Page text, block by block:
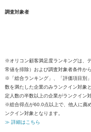
調査対象者
※オリコン顧客満足度ランキングは、
常値を排除）および調査対象者条件か
※「総合ランキング」、「評価項目別
数を満たした企業のみランクイン対象
定人数の半数以上の企業がランクイン
※総合得点が60.0点以上で、他人に薦
ンクイン対象となります。
≫ 詳細はこちら